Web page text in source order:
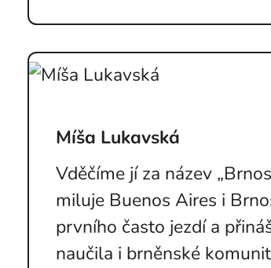
Míša Lukavská
Vděčíme jí za název
miluje Buenos Aires i
prvního často jezdí a
naučila i brněnské